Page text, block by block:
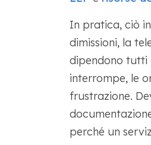
In pratica, ciò
dimissioni, la
dipendono tutti
interrompe, le
frustrazione.
perché un